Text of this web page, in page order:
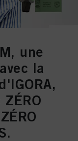
, une
la
,
ZÉRO